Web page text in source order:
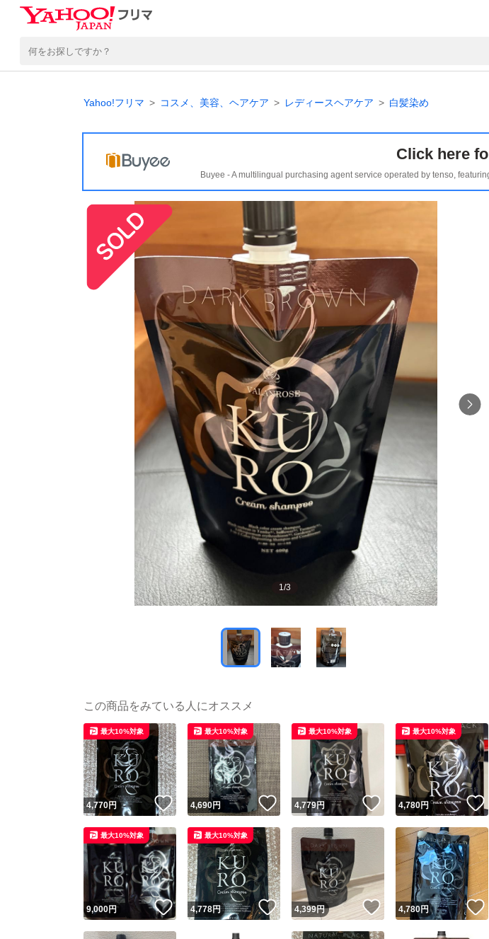
Yahoo!フリマ コスメ、美容、ヘアケア レディースヘアケア 白髪染め
Click here
Buyee - A multilingual purchasing agent service operated by tenso,
1/3
この商品をみている人にオススメ
4,770円 いいね！
最大10%対象
4,690円 いいね！
最大10%対象
4,779円 いいね！
最大10%対象
4,780円
最大10%対象
9,000円 いいね！
最大10%対象
4,778円 いいね！
最大10%対象
4,399円 いいね！
4,780円